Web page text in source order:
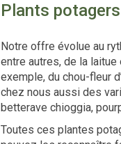
Plants
Notre offre évolue au
entre autres, de la
exemple, du chou-fleur
chez nous aussi des
betterave chioggia,
Toutes ces plantes